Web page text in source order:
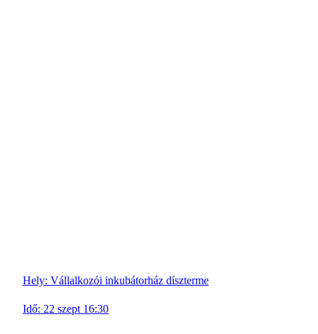
Hely: Vállalkozói inkubátorház díszterme
Idő: 22 szept 16:30